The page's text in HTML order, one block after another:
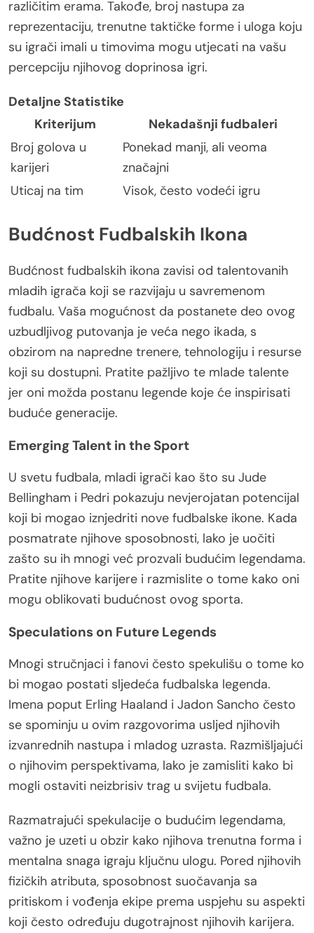
različitim erama. Takođe, broj nastupa za
reprezentaciju, trenutne taktičke forme i uloga koju
su igrači imali u timovima mogu utjecati na vašu
percepciju njihovog doprinosa igri.
Detaljne Statistike
Kriterijum
Nekadašnji fudbaleri
Broj golova u
karijeri
Ponekad manji, ali veoma
značajni
Uticaj na tim
Visok, često vodeći igru
Budćnost Fudbalskih Ikona
Budćnost fudbalskih ikona zavisi od talentovanih
mladih igrača koji se razvijaju u savremenom
fudbalu. Vaša mogućnost da postanete deo ovog
uzbudljivog putovanja je veća nego ikada, s
obzirom na napredne trenere, tehnologiju i resurse
koji su dostupni. Pratite pažljivo te mlade talente
jer oni možda postanu legende koje će inspirisati
buduće generacije.
Emerging Talent in the Sport
U svetu fudbala, mladi igrači kao što su Jude
Bellingham i Pedri pokazuju nevjerojatan potencijal
koji bi mogao iznjedriti nove fudbalske ikone. Kada
posmatrate njihove sposobnosti, lako je uočiti
zašto su ih mnogi već prozvali budućim legendama.
Pratite njihove karijere i razmislite o tome kako oni
mogu oblikovati budućnost ovog sporta.
Speculations on Future Legends
Mnogi stručnjaci i fanovi često spekulišu o tome ko
bi mogao postati sljedeća fudbalska legenda.
Imena poput Erling Haaland i Jadon Sancho često
se spominju u ovim razgovorima usljed njihovih
izvanrednih nastupa i mladog uzrasta. Razmišljajući
o njihovim perspektivama, lako je zamisliti kako bi
mogli ostaviti neizbrisiv trag u svijetu fudbala.
Razmatrajući spekulacije o budućim legendama,
važno je uzeti u obzir kako njihova trenutna forma i
mentalna snaga igraju ključnu ulogu. Pored njihovih
fizičkih atributa, sposobnost suočavanja sa
pritiskom i vođenja ekipe prema uspjehu su aspekti
koji često određuju dugotrajnost njihovih karijera.